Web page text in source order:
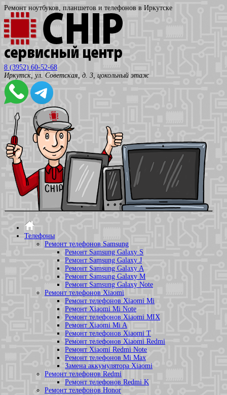
Ремонт ноутбуков, планшетов и телефонов в Иркутске
8 (3952) 60-52-68
Иркутск, ул. Советская, д. 3, цокольный этаж
Телефоны
Ремонт телефонов Samsung
Ремонт Samsung Galaxy S
Ремонт Samsung Galaxy J
Ремонт Samsung Galaxy A
Ремонт Samsung Galaxy M
Ремонт Samsung Galaxy Note
Ремонт телефонов Xiaomi
Ремонт телефонов Xiaomi Mi
Ремонт Xiaomi Mi Note
Ремонт телефонов Xiaomi MIX
Ремонт Xiaomi Mi A
Ремонт телефонов Xiaomi T
Ремонт телефонов Xiaomi Redmi
Ремонт Xiaomi Redmi Note
Ремонт телефонов Mi Max
Замена аккумулятора Xiaomi
Ремонт телефонов Redmi
Ремонт телефонов Redmi K
Ремонт телефонов Honor